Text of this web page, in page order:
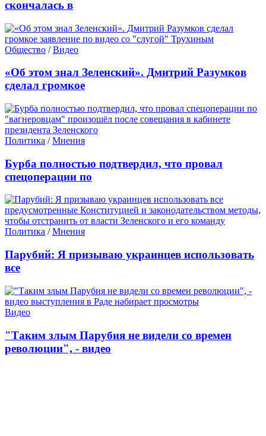
скончалась в
Общество /Видео
«Об этом знал Зеленский». Дмитрий Разумков
сделал громкое
Политика /Мнения
Бурба полностью подтвердил, что провал
спецоперации по
Политика /Мнения
Парубий: Я призываю украинцев использовать
все
Видео
"Таким злым Парубия не видели со времен
революции", - видео